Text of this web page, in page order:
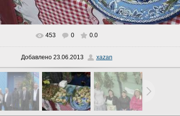
В реальном размере 979x733
453 0 0.0
Добавлено23.06.2013 xazan